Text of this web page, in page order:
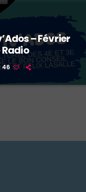
– Février
Radio
46